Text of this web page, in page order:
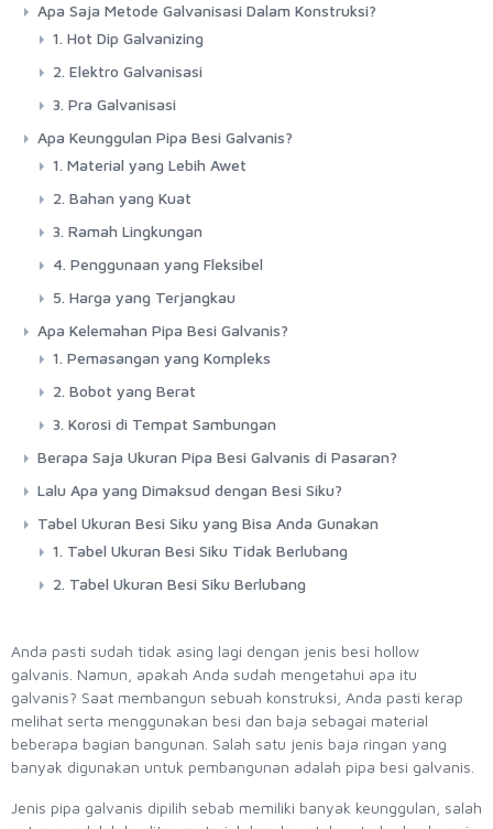
Apa Saja Metode Galvanisasi Dalam Konstruksi?
1. Hot Dip Galvanizing
2. Elektro Galvanisasi
3. Pra Galvanisasi
Apa Keunggulan Pipa Besi Galvanis?
1. Material yang Lebih Awet
2. Bahan yang Kuat
3. Ramah Lingkungan
4. Penggunaan yang Fleksibel
5. Harga yang Terjangkau
Apa Kelemahan Pipa Besi Galvanis?
1. Pemasangan yang Kompleks
2. Bobot yang Berat
3. Korosi di Tempat Sambungan
Berapa Saja Ukuran Pipa Besi Galvanis di Pasaran?
Lalu Apa yang Dimaksud dengan Besi Siku?
Tabel Ukuran Besi Siku yang Bisa Anda Gunakan
1. Tabel Ukuran Besi Siku Tidak Berlubang
2. Tabel Ukuran Besi Siku Berlubang
Anda pasti sudah tidak asing lagi dengan jenis besi hollow
galvanis. Namun, apakah Anda sudah mengetahui apa itu
galvanis? Saat membangun sebuah konstruksi, Anda pasti kerap
melihat serta menggunakan besi dan baja sebagai material
beberapa bagian bangunan. Salah satu jenis baja ringan yang
banyak digunakan untuk pembangunan adalah pipa besi galvanis.
Jenis pipa galvanis dipilih sebab memiliki banyak keunggulan, salah